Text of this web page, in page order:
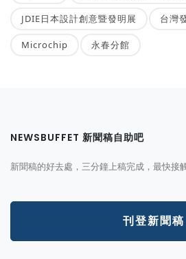
JDIE日本設計創意暨發明展 台灣
Microchip 永春分館
NEWSBUFFET 新聞稿自助吧
新聞稿的好去處，三分鐘上稿完成，最快接
刊登新聞稿